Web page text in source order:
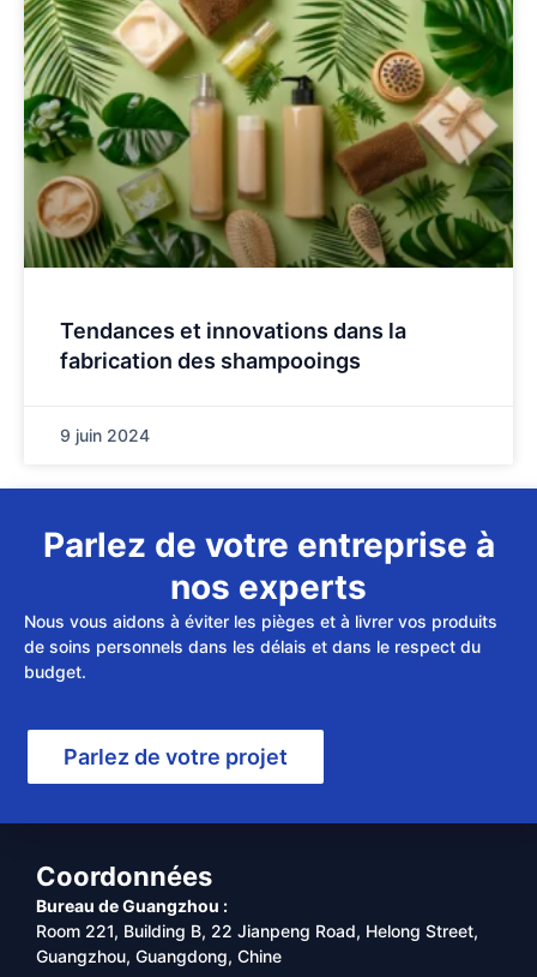
Tendances et innovations dans la
fabrication des shampooings
9 juin 2024
Parlez de votre entreprise à
nos experts
Nous vous aidons à éviter les pièges et à livrer vos produits
de soins personnels dans les délais et dans le respect du
budget.
Parlez de votre projet
Coordonnées
Bureau de Guangzhou :
Room 221, Building B, 22 Jianpeng Road, Helong Street,
Guangzhou, Guangdong, Chine